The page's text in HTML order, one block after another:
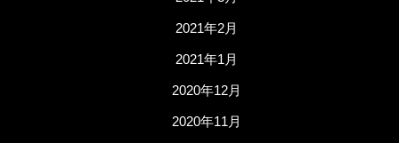
2021年2月
2021年1月
2020年12月
2020年11月